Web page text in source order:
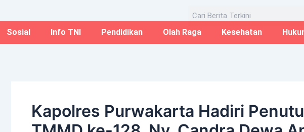
Sosial Info TNI Pendidikan Olah Raga Kesehatan
Kapolres Purwakarta Hadiri